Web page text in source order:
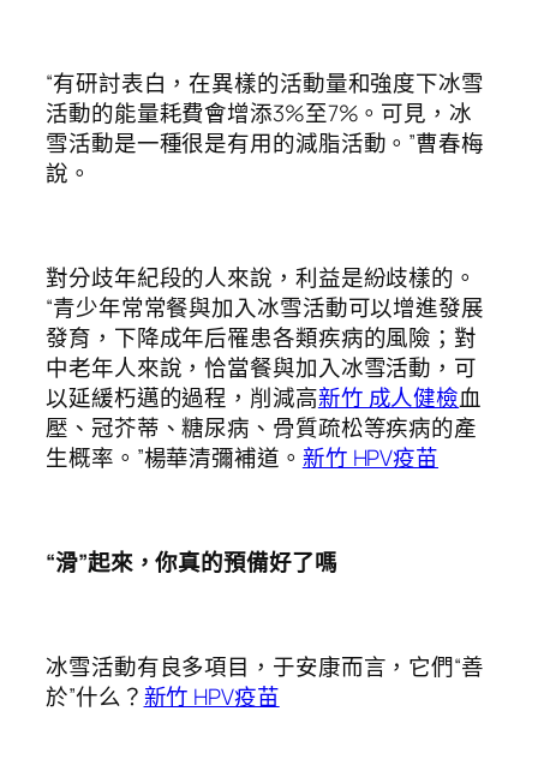
“有研討表白，在異樣的活動量和強度下冰雪
活動的能量耗費會增添3%至7%。可見，冰
雪活動是一種很是有用的減脂活動。”曹春梅
說。
對分歧年紀段的人來說，利益是紛歧樣的。
“青少年常常餐與加入冰雪活動可以增進發展
發育，下降成年后罹患各類疾病的風險；對
中老年人來說，恰當餐與加入冰雪活動，可
以延緩朽邁的過程，削減高新竹 成人健檢血
壓、冠芥蒂、糖尿病、骨質疏松等疾病的產
生概率。”楊華清彌補道。 新竹 HPV疫苗
“滑”起來，你真的預備好了嗎
冰雪活動有良多項目，于安康而言，它們“善
於”什么？新竹 HPV疫苗